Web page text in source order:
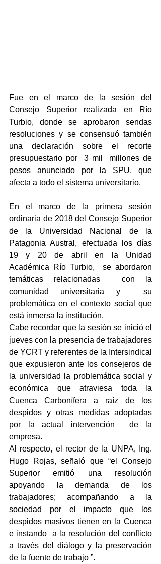
Fue en el marco de la sesión del
Consejo Superior realizada en Río
Turbio, donde se aprobaron sendas
resoluciones y se consensuó también
una declaración sobre el recorte
presupuestario por  3 mil  millones de
pesos anunciado por la SPU, que
afecta a todo el sistema universitario.
En el marco de la primera sesión
ordinaria de 2018 del Consejo Superior
de la Universidad Nacional de la
Patagonia Austral, efectuada los días
19 y 20 de abril en la Unidad
Académica Río Turbio,  se abordaron
temáticas relacionadas  con la
comunidad universitaria y  su
problemática en el contexto social que
está inmersa la institución.
Cabe recordar que la sesión se inició el
jueves con la presencia de trabajadores
de YCRT y referentes de la Intersindical
que expusieron ante los consejeros de
la universidad la problemática social y
económica que atraviesa toda la
Cuenca Carbonífera a raíz de los
despidos y otras medidas adoptadas
por la actual intervención  de la
empresa.
Al respecto, el rector de la UNPA, Ing.
Hugo Rojas, señaló que “el Consejo
Superior emitió una resolución
apoyando la demanda de los
trabajadores; acompañando a la
sociedad por el impacto que los
despidos masivos tienen en la Cuenca
e instando  a la resolución del conflicto
a través del diálogo y la preservación
de la fuente de trabajo ”.